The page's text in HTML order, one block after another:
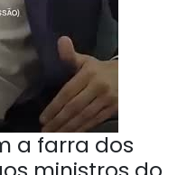
a farra dos